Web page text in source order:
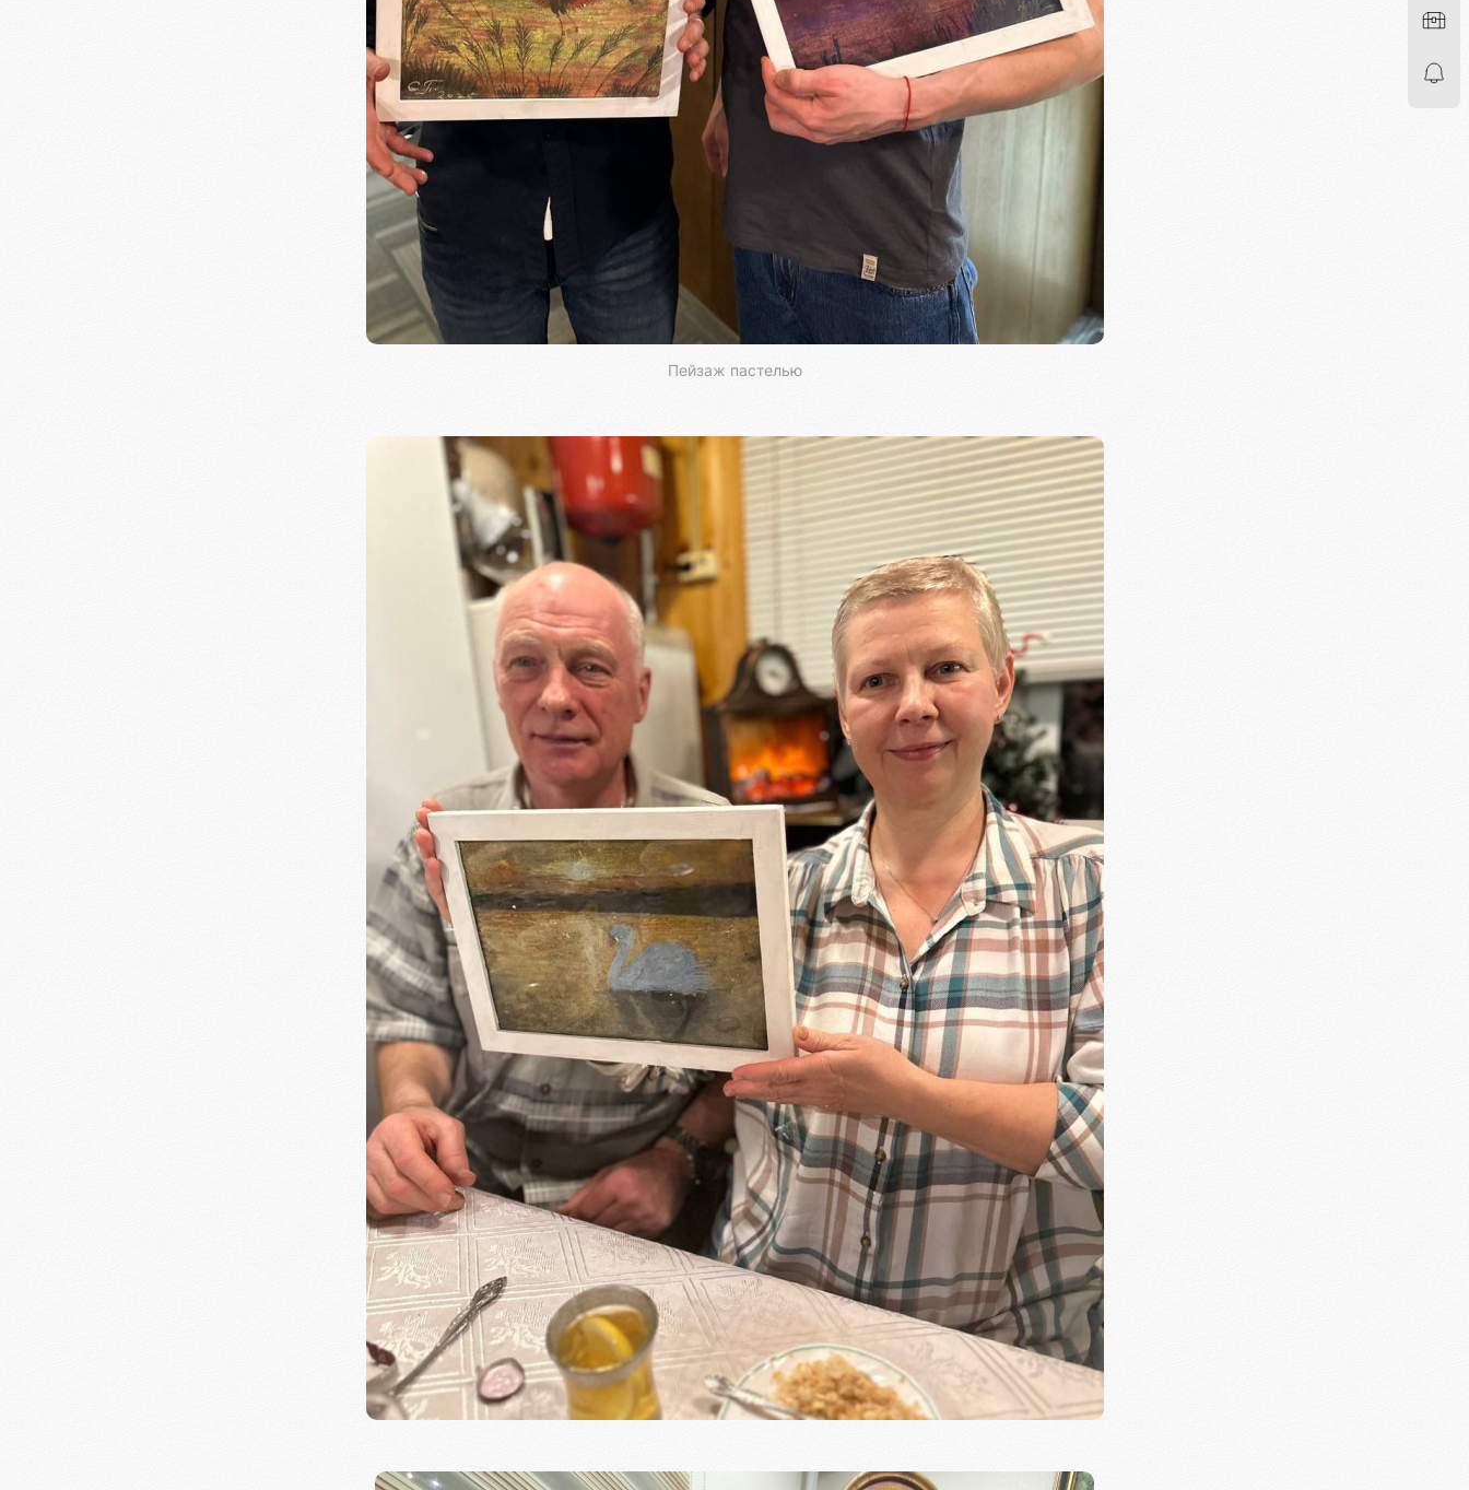
Пейзаж пастелью